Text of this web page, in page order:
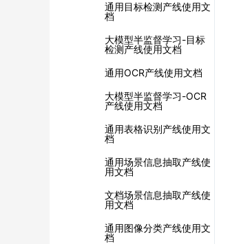
通用目标检测产线使用文
档
大模型半监督学习-目标
检测产线使用文档
通用OCR产线使用文档
大模型半监督学习-OCR
产线使用文档
通用表格识别产线使用文
档
通用场景信息抽取产线使
用文档
文档场景信息抽取产线使
用文档
通用图像分类产线使用文
档